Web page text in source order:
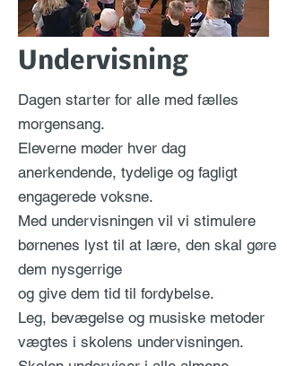
Undervisning
Dagen starter for alle med fælles
morgensang.
Eleverne møder hver dag
anerkendende, tydelige og fagligt
engagerede voksne.
Med undervisningen vil vi stimulere
børnenes lyst til at lære, den skal gøre
dem nysgerrige
og give dem tid til fordybelse.
Leg, bevægelse og musiske metoder
vægtes i skolens undervisningen.